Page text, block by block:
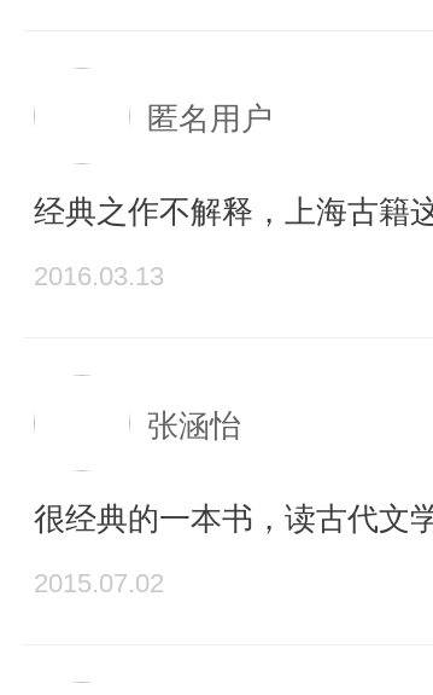
匿名用户
经典之作不解释，上海古籍
2016.03.13
张涵怡
很经典的一本书，读古代文
2015.07.02